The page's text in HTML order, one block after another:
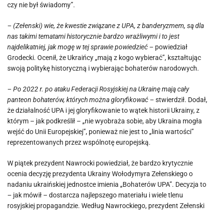
czy nie był świadomy”.
– (Zełenski) wie, że kwestie związane z UPA, z banderyzmem, są dla
nas takimi tematami historycznie bardzo wrażliwymi i to jest
najdelikatniej, jak mogę w tej sprawie powiedzieć – powiedział
Grodecki. Ocenił, że Ukraińcy „mają z kogo wybierać”, kształtując
swoją politykę historyczną i wybierając bohaterów narodowych.
– Po 2022 r. po ataku Federacji Rosyjskiej na Ukrainę mają cały
panteon bohaterów, których można gloryfikować – stwierdził. Dodał,
że działalność UPA i jej gloryfikowanie to wątek historii Ukrainy, z
którym – jak podkreślił – „nie wyobraża sobie, aby Ukraina mogła
wejść do Unii Europejskiej”, ponieważ nie jest to „linia wartości”
reprezentowanych przez wspólnotę europejską.
W piątek prezydent Nawrocki powiedział, że bardzo krytycznie
ocenia decyzję prezydenta Ukrainy Wołodymyra Zełenskiego o
nadaniu ukraińskiej jednostce imienia „Bohaterów UPA”. Decyzja to
– jak mówił – dostarcza najlepszego materiału i wiele tlenu
rosyjskiej propagandzie. Według Nawrockiego, prezydent Zełenski